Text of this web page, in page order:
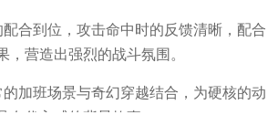
合到位，攻击命中时的反馈清晰，配合
，营造出强烈的战斗氛围。
加班场景与奇幻穿越结合，为硬核的动